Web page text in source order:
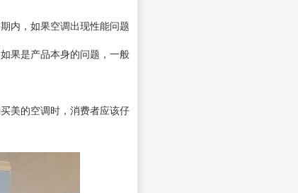
内，如果空调出现性能问题
果是产品本身的问题，一般
美的空调时，消费者应该仔